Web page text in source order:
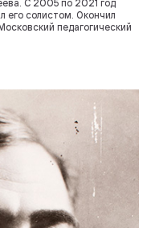
С 2005 по 2021 год
его солистом. Окончил
педагогический